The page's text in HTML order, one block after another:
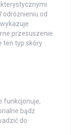
odróżnieniu od
przesuszenie
ten typ skóry
funkcjonuje,
bądź
do